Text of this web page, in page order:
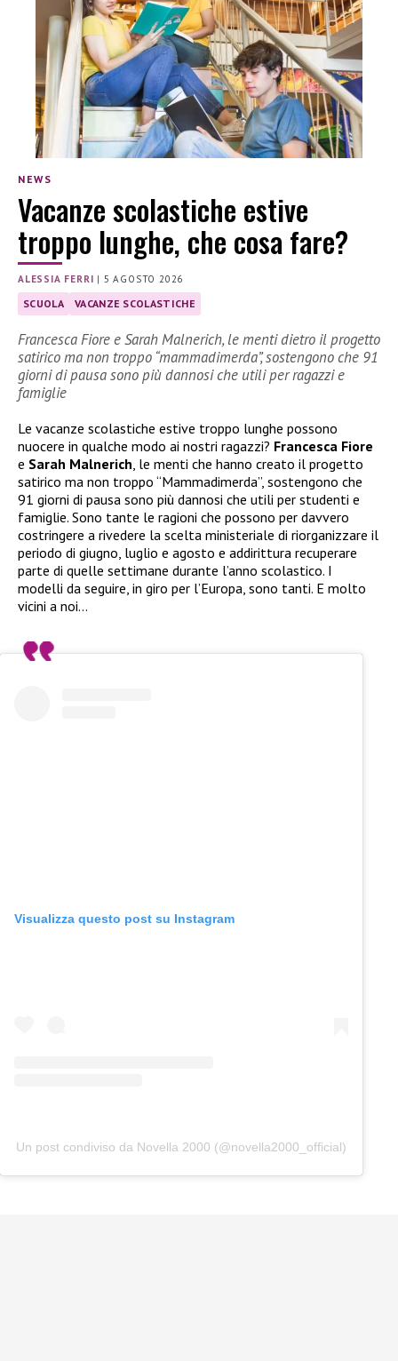
NEWS
Vacanze scolastiche estive
troppo lunghe, che cosa fare?
ALESSIA FERRI | 5 AGOSTO 2026
SCUOLA VACANZE SCOLASTICHE
Francesca Fiore e Sarah Malnerich, le menti dietro il progetto
satirico ma non troppo “mammadimerda”, sostengono che 91
giorni di pausa sono più dannosi che utili per ragazzi e
famiglie
Le vacanze scolastiche estive troppo lunghe possono
nuocere in qualche modo ai nostri ragazzi? Francesca Fiore
e Sarah Malnerich, le menti che hanno creato il progetto
satirico ma non troppo “Mammadimerda”, sostengono che
91 giorni di pausa sono più dannosi che utili per studenti e
famiglie. Sono tante le ragioni che possono per davvero
costringere a rivedere la scelta ministeriale di riorganizzare il
periodo di giugno, luglio e agosto e addirittura recuperare
parte di quelle settimane durante l’anno scolastico. I
modelli da seguire, in giro per l’Europa, sono tanti. E molto
vicini a noi…
Visualizza questo post su Instagram
Un post condiviso da Novella 2000 (@novella2000_official)